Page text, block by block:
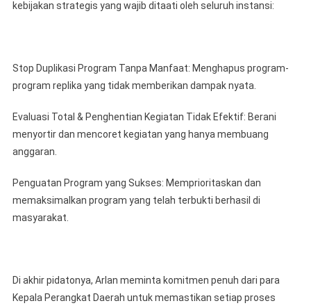
kebijakan strategis yang wajib ditaati oleh seluruh instansi:
Stop Duplikasi Program Tanpa Manfaat: Menghapus program-
program replika yang tidak memberikan dampak nyata.
Evaluasi Total & Penghentian Kegiatan Tidak Efektif: Berani
menyortir dan mencoret kegiatan yang hanya membuang
anggaran.
Penguatan Program yang Sukses: Memprioritaskan dan
memaksimalkan program yang telah terbukti berhasil di
masyarakat.
Di akhir pidatonya, Arlan meminta komitmen penuh dari para
Kepala Perangkat Daerah untuk memastikan setiap proses